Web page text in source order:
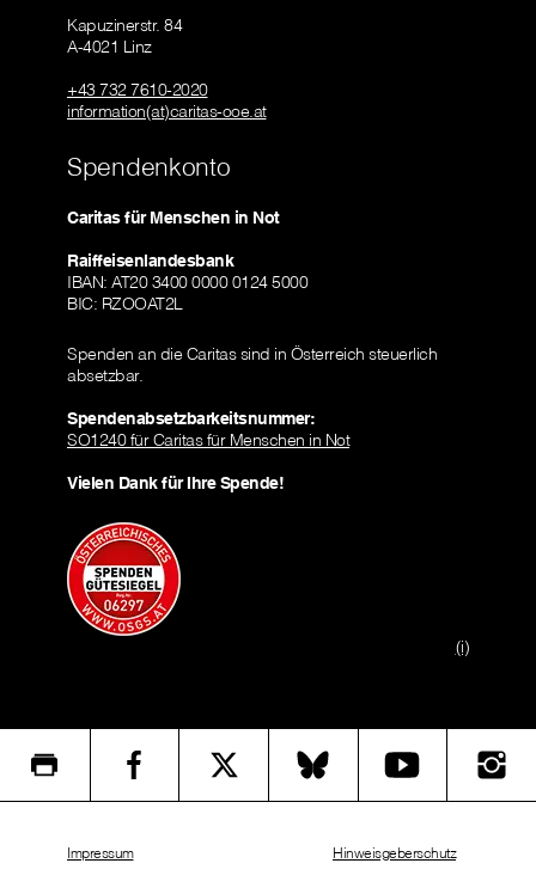
Kapuzinerstr. 84
A-4021 Linz
+43 732 7610-2020
information(at)caritas-ooe.at
Spendenkonto
Caritas für Menschen in Not
Raiffeisenlandesbank
IBAN: AT20 3400 0000 0124 5000
BIC: RZOOAT2L
Spenden an die Caritas sind in Österreich steuerlich
absetzbar.
Spendenabsetzbarkeitsnummer:
SO1240 für Caritas für Menschen in Not
Vielen Dank für Ihre Spende!
(i)
Impressum Hinweisgeberschutz